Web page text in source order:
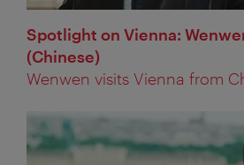
Spotlight on Vienna:
(Chinese)
Wenwen visits Vienna from